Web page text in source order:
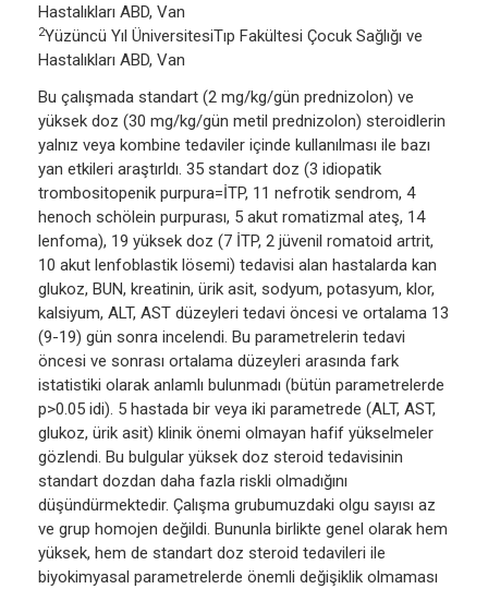
Hastalıkları ABD, Van
2Yüzüncü Yıl ÜniversitesiTıp Fakültesi Çocuk Sağlığı ve
Hastalıkları ABD, Van
Bu çalışmada standart (2 mg/kg/gün prednizolon) ve
yüksek doz (30 mg/kg/gün metil prednizolon) steroidlerin
yalnız veya kombine tedaviler içinde kullanılması ile bazı
yan etkileri araştırldı. 35 standart doz (3 idiopatik
trombositopenik purpura=İTP, 11 nefrotik sendrom, 4
henoch schölein purpurası, 5 akut romatizmal ateş, 14
lenfoma), 19 yüksek doz (7 İTP, 2 jüvenil romatoid artrit,
10 akut lenfoblastik lösemi) tedavisi alan hastalarda kan
glukoz, BUN, kreatinin, ürik asit, sodyum, potasyum, klor,
kalsiyum, ALT, AST düzeyleri tedavi öncesi ve ortalama 13
(9-19) gün sonra incelendi. Bu parametrelerin tedavi
öncesi ve sonrası ortalama düzeyleri arasında fark
istatistiki olarak anlamlı bulunmadı (bütün parametrelerde
p>0.05 idi). 5 hastada bir veya iki parametrede (ALT, AST,
glukoz, ürik asit) klinik önemi olmayan hafif yükselmeler
gözlendi. Bu bulgular yüksek doz steroid tedavisinin
standart dozdan daha fazla riskli olmadığını
düşündürmektedir. Çalışma grubumuzdaki olgu sayısı az
ve grup homojen değildi. Bununla birlikte genel olarak hem
yüksek, hem de standart doz steroid tedavileri ile
biyokimyasal parametrelerde önemli değişiklik olmaması